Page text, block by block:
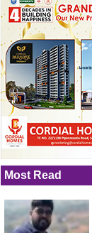
Most Read